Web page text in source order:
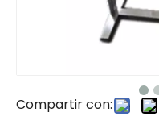
Compartir con: